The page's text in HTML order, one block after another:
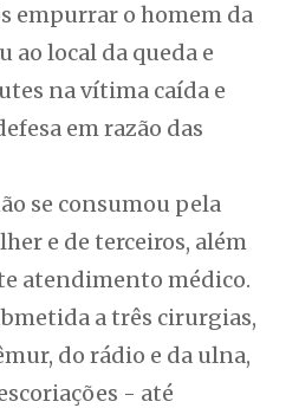
empurrar o homem da
ao local da queda e
na vítima caída e
em razão das
se consumou pela
e de terceiros, além
atendimento médico.
a três cirurgias,
do rádio e da ulna,
- até